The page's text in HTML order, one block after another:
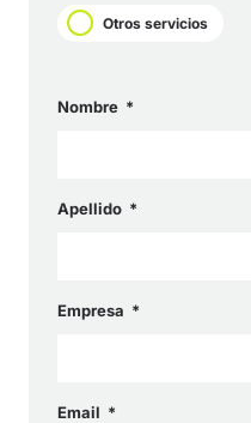
Otros servicios
Nombre
Apellido
Empresa
Email